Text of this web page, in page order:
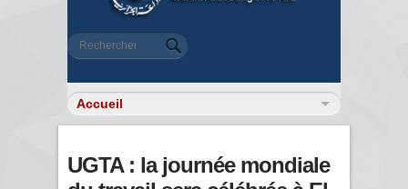
Formulaire de recherche
Rechercher
UGTA : la journée mondiale